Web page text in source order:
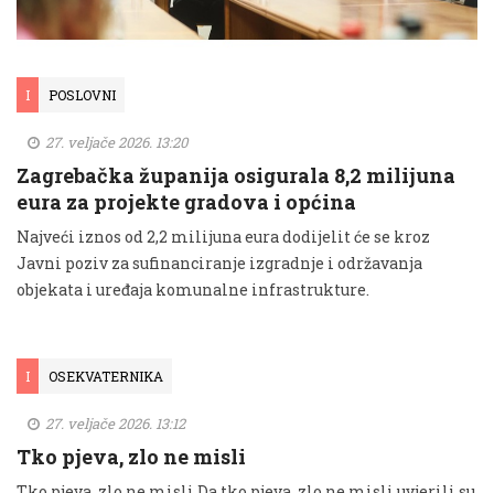
I POSLOVNI
27. veljače 2026. 13:20
Zagrebačka županija osigurala 8,2 milijuna
eura za projekte gradova i općina
Najveći iznos od 2,2 milijuna eura dodijelit će se kroz
Javni poziv za sufinanciranje izgradnje i održavanja
objekata i uređaja komunalne infrastrukture.
I OSEKVATERNIKA
27. veljače 2026. 13:12
Tko pjeva, zlo ne misli